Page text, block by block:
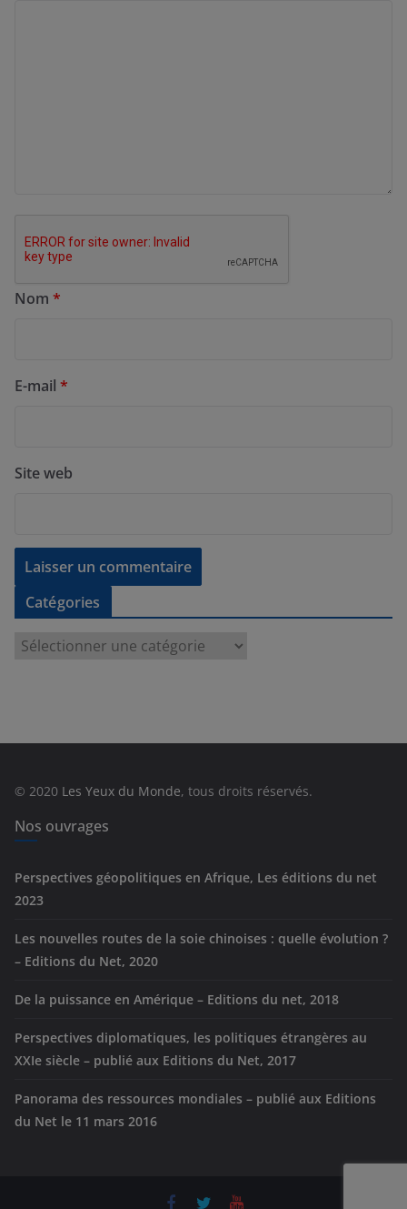
Nom *
E-mail *
Site web
Catégories
e
s
© 2020 Les Yeux du Monde, tous droits réservés.
Nos ouvrages
Perspectives géopolitiques en Afrique, Les éditions du net
2023
Les nouvelles routes de la soie chinoises : quelle évolution ?
– Editions du Net, 2020
De la puissance en Amérique – Editions du net, 2018
Perspectives diplomatiques, les politiques étrangères au
XXIe siècle – publié aux Editions du Net, 2017
Panorama des ressources mondiales – publié aux Editions
du Net le 11 mars 2016